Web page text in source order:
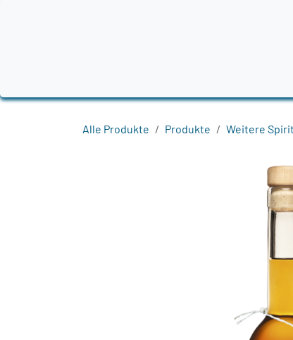
Alle Produkte Produkte Weitere